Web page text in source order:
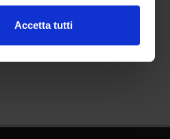
che hai fornito loro o
Accetta tutti